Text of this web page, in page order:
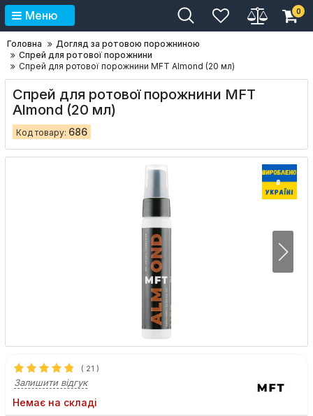
Меню 0
Головна
Догляд за ротовою порожниною
Спрей для ротової порожнини
Спрей для ротової порожнини MFT Almond (20 мл)
Спрей для ротової порожнини MFT
Almond (20 мл)
Код товару: 686
( 21 )
Залишити відгук
Немає на складі